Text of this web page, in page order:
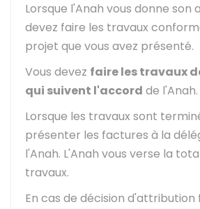
Lorsque l'Anah vous donne son
devez faire les travaux
projet que vous avez présenté.
Vous devez faire les travaux
qui suivent l'accord de l'Anah.
Lorsque les travaux sont
présenter les factures à la
l'Anah. L'Anah vous verse la
travaux.
En cas de décision d'attribution